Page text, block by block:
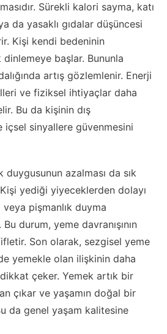
Sürekli kalori sayma, katı
da yasaklı gıdalar düşüncesi
Kişi kendi bedeninin
dinlemeye başlar. Bununla
artış gözlemlenir. Enerji
ve fiziksel ihtiyaçlar daha
Bu da kişinin dış
içsel sinyallere güvenmesini
azalması da sık
yediği yiyeceklerden dolayı
pişmanlık duyma
durum, yeme davranışının
Son olarak, sezgisel yeme
yemekle olan ilişkinin daha
çeker. Yemek artık bir
çıkar ve yaşamın doğal bir
da genel yaşam kalitesine